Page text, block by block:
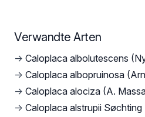
Verwandte Arten
→ Caloplaca albolutescens
→ Caloplaca albopruinosa
→ Caloplaca alociza (A.
→ Caloplaca alstrupii Søchting